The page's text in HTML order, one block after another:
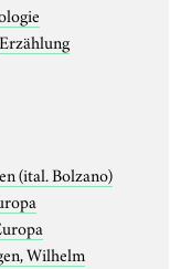
Erzählung
(ital. Bolzano)
Wilhelm